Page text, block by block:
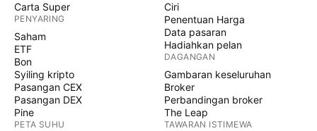
Carta Super
PENYARING
Saham
ETF
Bon
Syiling kripto
Pasangan CEX
Pasangan DEX
Pine
PETA SUHU
Ciri
Penentuan Harga
Data pasaran
Hadiahkan pelan
DAGANGAN
Gambaran keseluruhan
Broker
Perbandingan broker
The Leap
TAWARAN ISTIMEWA